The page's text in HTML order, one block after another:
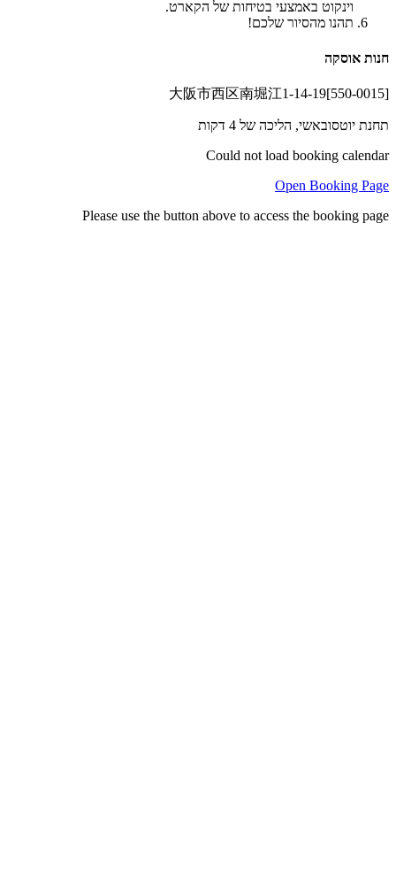
וינקוט באמצעי בטיחות של הקארט.
תהנו מהסיור שלכם!
חנות אוסקה
[550-0015]大阪市西区南堀江1-14-19
תחנת יוטסובאשי, הליכה של 4 דקות
Could not load booking calendar
Open Booking Page
Please use the button above to access the booking page